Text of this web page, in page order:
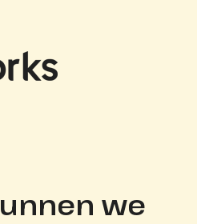
tonen voor vertalingen
we